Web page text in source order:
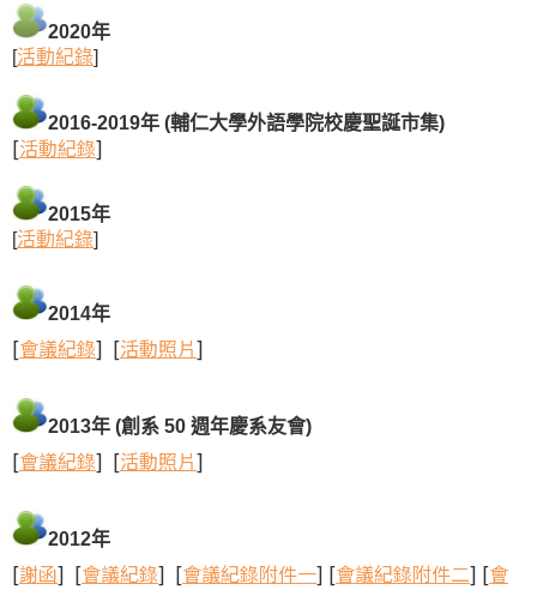
2020年
[活動紀錄]
2016-2019年 (輔仁大學外語學院校慶聖誕市集)
[活動紀錄]
2015年
[活動紀錄]
2014年
[會議紀錄] [活動照片]
2013年 (創系 50 週年慶系友會)
[會議紀錄] [活動照片]
2012年
[謝函] [會議紀錄] [會議紀錄附件一] [會議紀錄附件二] [會